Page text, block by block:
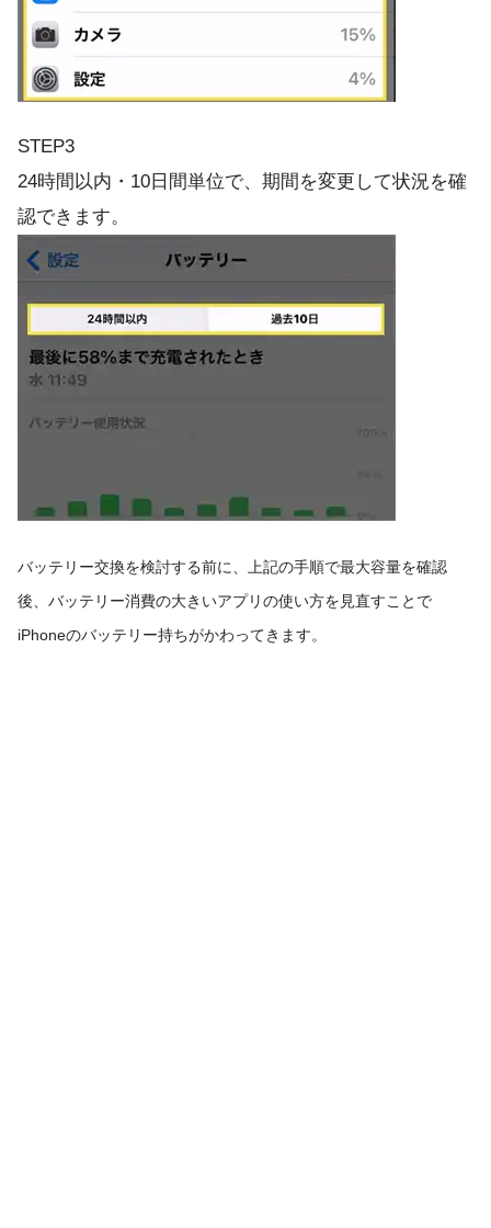
STEP3
24時間以内・10日間単位で、期間を変更して状況を確
認できます。
バッテリー交換を検討する前に、上記の手順で最大容量を確認
後、バッテリー消費の大きいアプリの使い方を見直すことで
iPhoneのバッテリー持ちがかわってきます。